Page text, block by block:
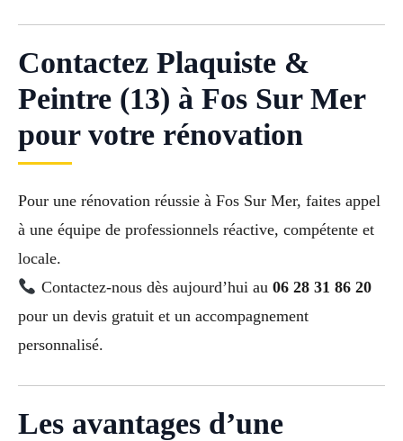
Contactez Plaquiste &
Peintre (13) à Fos Sur Mer
pour votre rénovation
Pour une rénovation réussie à Fos Sur Mer, faites appel
à une équipe de professionnels réactive, compétente et
locale.
Contactez-nous dès aujourd’hui au 06 28 31 86 20
pour un devis gratuit et un accompagnement
personnalisé.
Les avantages d’une